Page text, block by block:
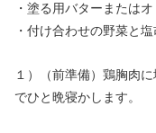
・塗る用バターまたは
・付け合わせの野菜と
１）（前準備）鶏胸肉
でひと晩寝かします。